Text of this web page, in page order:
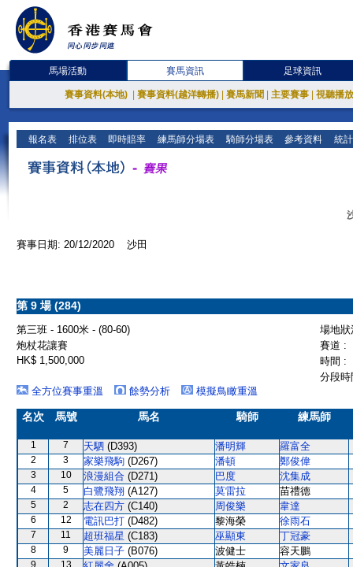
馬場活動 賽馬資訊 足球資訊
賽事資料(本地) 賽事資料(越洋轉播) 賽馬新聞 主要賽事 視聽播
報名表 排位表 即時賠率 練馬師分場表 騎師分場表 參考資料 統
賽事日期: 20/12/2020 沙田
第 9 場 (284)
第三班 - 1600米 - (80-60)
場地
炮杖花讓賽
賽道 :
HK$ 1,500,000
時間 :
分段
全方位賽事重溫
餘勢分析 模擬鳥瞰重溫
名次 馬號 馬名 騎師 練馬師
1 7 天駟 (D393) 潘明輝 羅富全
2 3 家樂飛駒 (D267) 潘頓 鄭俊偉
3 10 浪漫組合 (D271) 巴度 沈集成
4 5 白鷺飛翔 (A127) 莫雷拉 苗禮德
5 2 志在四方 (C140) 周俊樂 韋達
6 12 電訊巴打 (D482) 黎海榮 徐雨石
7 11 超班福星 (C183) 巫顯東 丁冠豪
8 9 美麗日子 (B076) 波健士 容天鵬
9 13